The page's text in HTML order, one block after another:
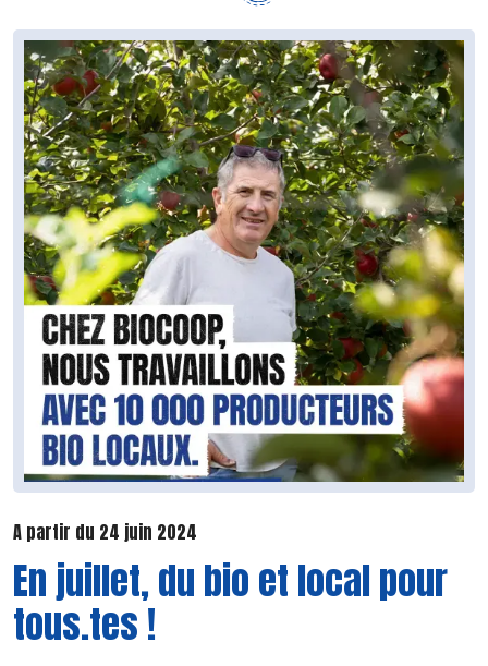
A partir du 24 juin 2024
En juillet, du bio et local pour
tous.tes !